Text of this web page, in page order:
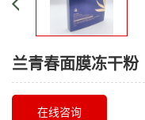
兰青春面膜冻干粉
在线咨询